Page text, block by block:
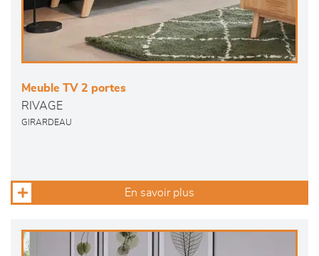
Meuble TV 2 portes
RIVAGE
GIRARDEAU
En savoir plus